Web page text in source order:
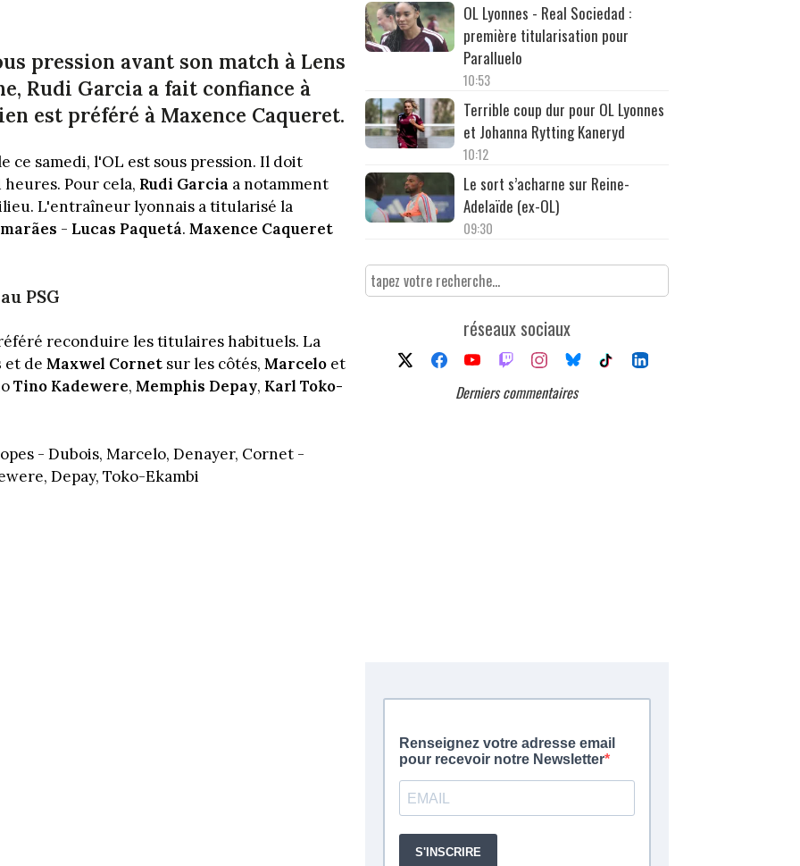
pression avant son match à Lens
Rudi Garcia a fait confiance à
est préféré à Maxence Caqueret.
ce samedi, l'OL est sous pression. Il doit
Pour cela, Rudi Garcia a notamment
L'entraîneur lyonnais a titularisé la
- Lucas Paquetá. Maxence Caqueret
PSG
reconduire les titulaires habituels. La
et de Maxwel Cornet sur les côtés, Marcelo et
Tino Kadewere, Memphis Depay, Karl Toko-
- Dubois, Marcelo, Denayer, Cornet -
Depay, Toko-Ekambi
OL Lyonnes - Real Sociedad :
première titularisation pour
Paralluelo
10:53
Terrible coup dur pour OL Lyonnes
et Johanna Rytting Kaneryd
10:12
Le sort s’acharne sur Reine-
Adelaïde (ex-OL)
09:30
réseaux sociaux
Derniers commentaires